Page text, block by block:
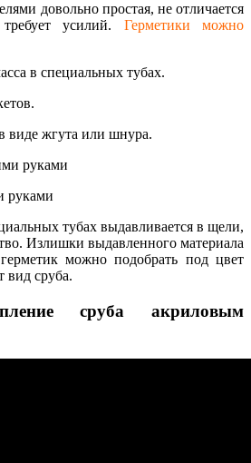
довольно простая, не отличается
усилий. Герметики можно
в специальных тубах.
виде жгута или шнура.
руками
тубах выдавливается в щели,
Излишки выдавленного материала
можно подобрать под цвет
вид сруба.
сруба акриловым